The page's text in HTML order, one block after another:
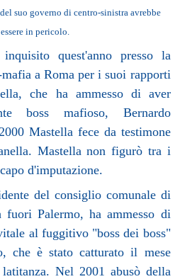
suo governo di centro-sinistra avrebbe
in pericolo.
quest'anno presso la
a Roma per i suoi rapporti
che ha ammesso di aver
boss mafioso, Bernardo
Mastella fece da testimone
Mastella non figurò tra i
d'imputazione.
del consiglio comunale di
fuori Palermo, ha ammesso di
al fuggitivo "boss dei boss"
che è stato catturato il mese
Nel 2001 abusò della